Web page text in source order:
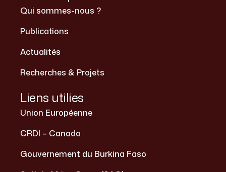
Qui sommes-nous ?
Publications
Actualités
Recherches & Projets
Liens utilies
Union Européenne
CRDI – Canada
Gouvernement du Burkina Faso